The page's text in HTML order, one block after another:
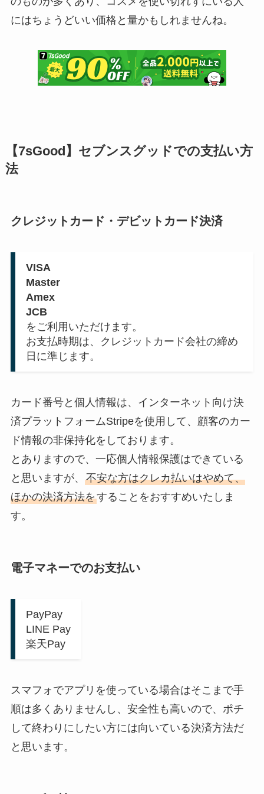
にはちょうどいい価格と量かもしれませんね。
【7sGood】セブンスグッドでの支払い方
法
クレジットカード・デビットカード決済
VISA
Master
Amex
JCB
をご利用いただけます。
お支払時期は、クレジットカード会社の締め
日に準じます。
カード番号と個人情報は、インターネット向け決
済プラットフォームStripeを使用して、顧客のカー
ド情報の非保持化をしております。
とありますので、一応個人情報保護はできている
と思いますが、 不安な方はクレカ払いはやめて、
ほかの決済方法をすることをおすすめいたしま
す。
電子マネーでのお支払い
PayPay
LINE Pay
楽天Pay
スマフォでアプリを使っている場合はそこまで手
順は多くありませんし、安全性も高いので、ポチ
して終わりにしたい方には向いている決済方法だ
と思います。